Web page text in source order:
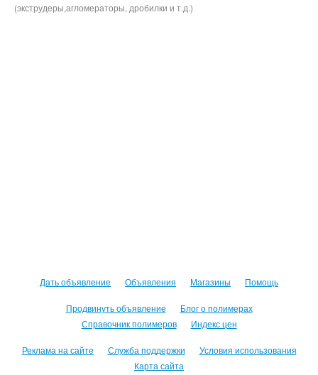
(экструдеры,агломераторы, дробилки и т.д.)
Дать объявление Объявления Магазины Помощь
Продвинуть объявление
Блог о полимерах
Справочник полимеров
Индекс цен
Реклама на сайте Служба поддержки
Условия использования
Карта сайта